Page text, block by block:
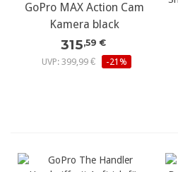
GoPro MAX Action Cam
Kamera black
315,59 €
UVP: 399,99 €
-21%